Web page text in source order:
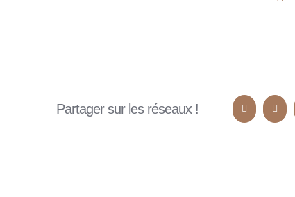
Partager sur les réseaux !